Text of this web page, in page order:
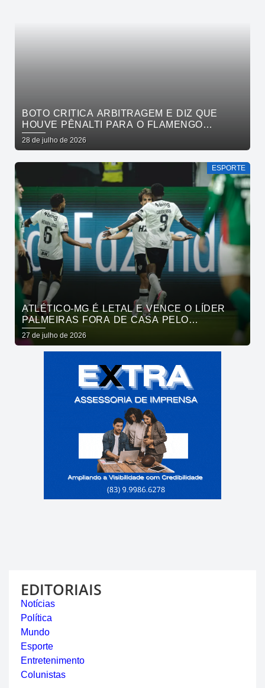
BOTO CRITICA ARBITRAGEM E DIZ QUE
HOUVE PÊNALTI PARA O FLAMENGO
CONTRA O SÃO PAULO
28 de julho de 2026
ESPORTE
ATLÉTICO-MG É LETAL E VENCE O LÍDER
PALMEIRAS FORA DE CASA PELO
BRASILEIRÃO
27 de julho de 2026
EDITORIAIS
Notícias
Política
Mundo
Esporte
Entretenimento
Colunistas